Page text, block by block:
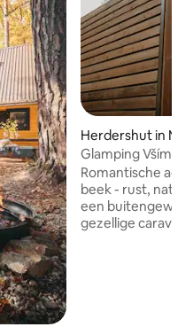
Herdershut in
Glamping
Romantische
beek - rust, natuur,
een
gezellige caravan